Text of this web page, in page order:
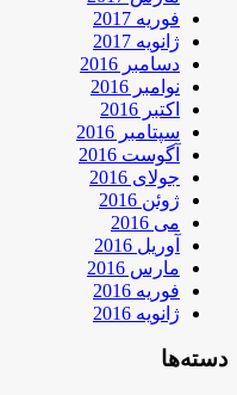
فوریه 2017
ژانویه 2017
دسامبر 2016
نوامبر 2016
اکتبر 2016
سپتامبر 2016
آگوست 2016
جولای 2016
ژوئن 2016
می 2016
آوریل 2016
مارس 2016
فوریه 2016
ژانویه 2016
دسته‌ها